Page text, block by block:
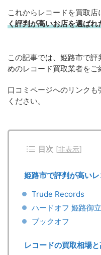
これからレコードを買取店
く評判が高いお店を選ばれ
この記事では、姫路市で
めのレコード買取業者をご
口コミページへのリンク
ください。
目次 [非表示]
姫路市で評判が高い
Trude Records
ハードオフ 姫路御
ブックオフ
レコードの買取相場